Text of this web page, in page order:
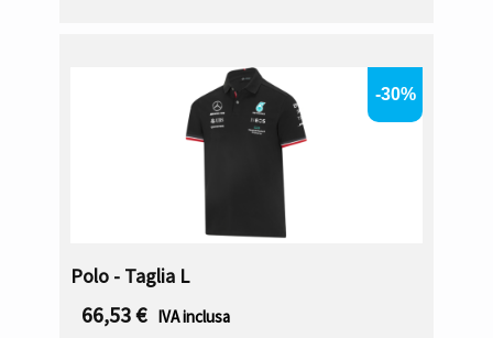
-30%
Polo - Taglia L
66,53€ IVA inclusa